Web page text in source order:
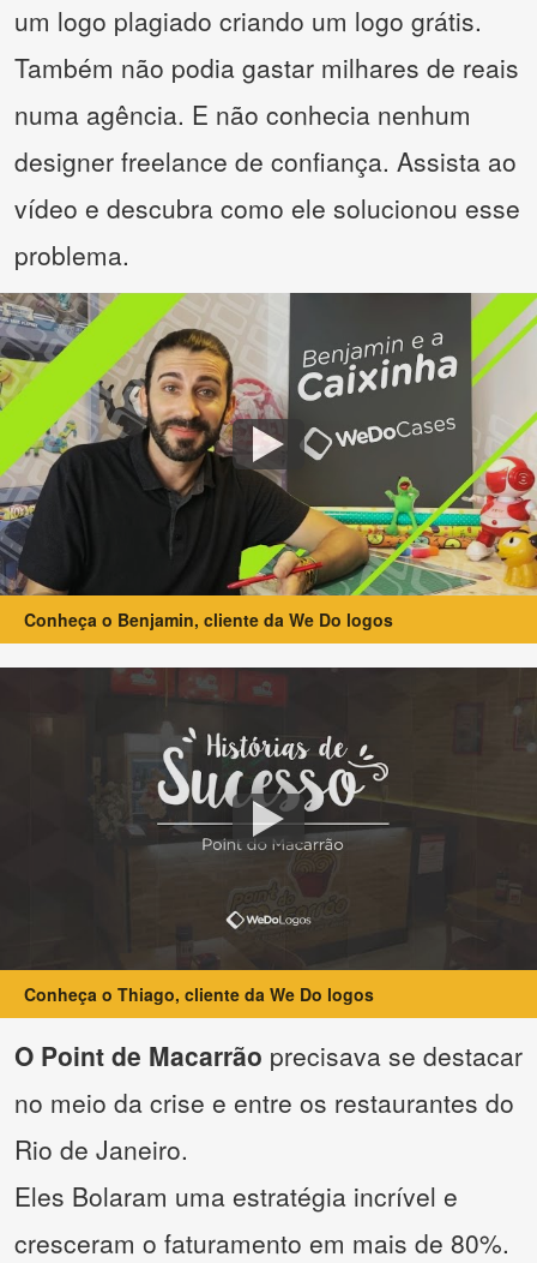
um logo plagiado criando um logo grátis.
Também não podia gastar milhares de reais
numa agência. E não conhecia nenhum
designer freelance de confiança. Assista ao
vídeo e descubra como ele solucionou esse
problema.
Conheça o Benjamin, cliente da We Do logos
Conheça o Thiago, cliente da We Do logos
O Point de Macarrão precisava se destacar
no meio da crise e entre os restaurantes do
Rio de Janeiro.
Eles Bolaram uma estratégia incrível e
cresceram o faturamento em mais de 80%.